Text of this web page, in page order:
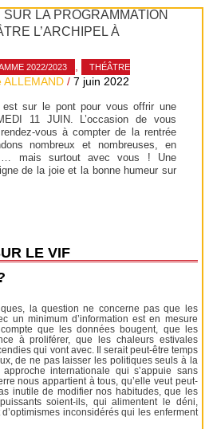
LA PROGRAMMATION
L’ARCHIPEL À
2022/2023 ,
THÉÂTRE
ALLEMAND /7 juin 2022
est sur le pont pour vous offrir une
11 JUIN. L’occasion de vous
vous à compter de la rentrée
nombreux et nombreuses, en
mais surtout avec vous ! Une
de la joie et la bonne humeur sur
LE VIF
la question ne concerne pas que les
un minimum d’information est en mesure
que les données bougent, que les
à proliférer, que les chaleurs estivales
qui vont avec. Il serait peut-être temps
de ne pas laisser les politiques seuls à la
internationale qui s’appuie sans
nous appartient à tous, qu’elle veut peut-
inutile de modifier nos habitudes, que les
soient-ils, qui alimentent le déni,
inconsidérés qui les enferment